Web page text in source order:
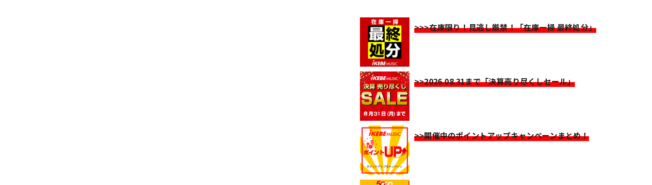
>>>在庫限り！見逃し厳禁！「在庫一掃 最終処分」
>>2026.08.31まで「決算売り尽くしセール」
>>開催中のポイントアップキャンペーンまとめ！